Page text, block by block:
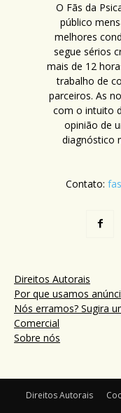
O Fãs da
público
melhores
segue sérios
mais de 12
trabalho de
parceiros. As
com o intuito
opinião de
diagnóstico
Contato:
Direitos Autorais
Por que usamos
Nós erramos? Sugira
Comercial
Sobre nós
Direitos Autorais